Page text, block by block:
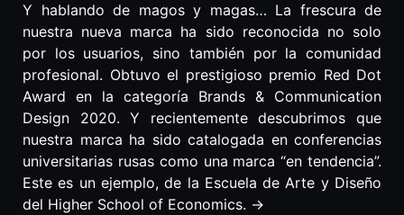
Y hablando de magos y magas… La frescura de
nuestra nueva marca ha sido reconocida no solo
por los usuarios, sino también por la comunidad
profesional. Obtuvo el prestigioso premio Red Dot
Award en la categoría Brands & Communication
Design 2020. Y recientemente descubrimos que
nuestra marca ha sido catalogada en conferencias
universitarias rusas como una marca “en tendencia”.
Este es un ejemplo, de la Escuela de Arte y Diseño
del Higher School of Economics. ->